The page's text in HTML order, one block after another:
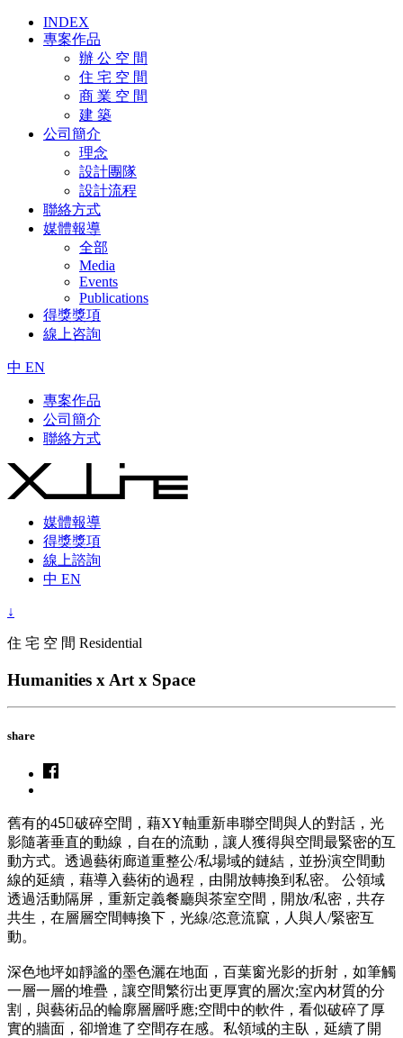
INDEX
專案作品
辦 公 空 間
住 宅 空 間
商 業 空 間
建 築
公司簡介
理念
設計團隊
設計流程
聯絡方式
媒體報導
全部
Media
Events
Publications
得獎獎項
線上咨詢
中 EN
專案作品
公司簡介
聯絡方式
媒體報導
得獎獎項
線上諮詢
中 EN
↓
住 宅 空 間 Residential
Humanities x Art x Space
share
舊有的45〫破碎空間，藉XY軸重新串聯空間與人的對話，光
影隨著垂直的動線，自在的流動，讓人獲得與空間最緊密的互
動方式。透過藝術廊道重整公/私場域的鏈結，並扮演空間動
線的延續，藉導入藝術的過程，由開放轉換到私密。 公領域
透過活動隔屏，重新定義餐廳與茶室空間，開放/私密，共存
共生，在層層空間轉換下，光線/恣意流竄，人與人/緊密互
動。
深色地坪如靜謐的墨色灑在地面，百葉窗光影的折射，如筆觸
一層一層的堆疊，讓空間繁衍出更厚實的層次;室內材質的分
割，與藝術品的輪廓層層呼應;空間中的軟件，看似破碎了厚
實的牆面，卻增進了空間存在感。私領域的主臥，延續了開